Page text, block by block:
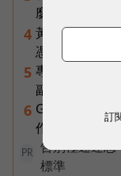
麼才是 5G 時
4 黃仁勳兆元宴
憑什麼讓台達
5 專訪｜進貨沒
副總揭比拚速
6 Gemini Spark
作流程，3個
PR
告別極速迷思
標準
訂